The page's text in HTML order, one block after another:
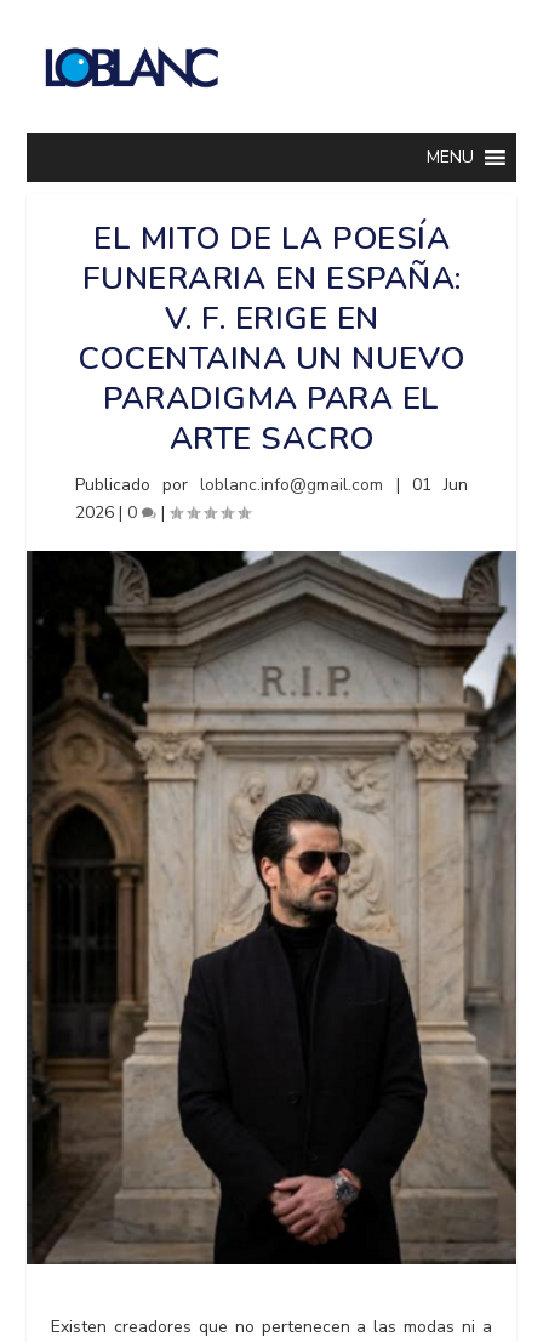
MENU
EL MITO DE LA POESÍA
FUNERARIA EN ESPAÑA:
V. F. ERIGE EN
COCENTAINA UN NUEVO
PARADIGMA PARA EL
ARTE SACRO
Publicado porloblanc.info@gmail.com | 01 Jun
2026 |0 |
Existen creadores que no pertenecen a las modas ni a